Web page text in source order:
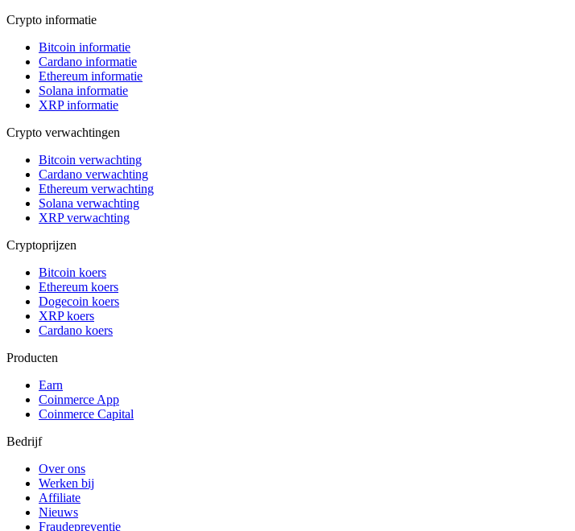
Crypto informatie
Bitcoin informatie
Cardano informatie
Ethereum informatie
Solana informatie
XRP informatie
Crypto verwachtingen
Bitcoin verwachting
Cardano verwachting
Ethereum verwachting
Solana verwachting
XRP verwachting
Cryptoprijzen
Bitcoin koers
Ethereum koers
Dogecoin koers
XRP koers
Cardano koers
Producten
Earn
Coinmerce App
Coinmerce Capital
Bedrijf
Over ons
Werken bij
Affiliate
Nieuws
Fraudepreventie